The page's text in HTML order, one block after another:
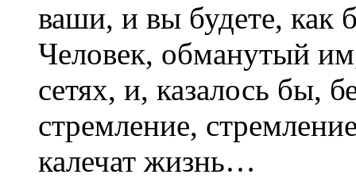
ваши, и вы будете,
Человек, обманутый
сетях, и, казалось бы,
стремление,
калечат жизнь…